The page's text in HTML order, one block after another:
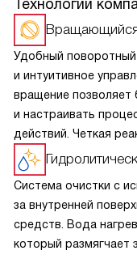
Технологии
Удобный поворотный
и интуитивное
вращение
и настраивать
действий. Четкая
использование
снижает нагрузку
решение сочетает
и современный
Система очистки с
за внутренней
средств. Вода
который размягчает